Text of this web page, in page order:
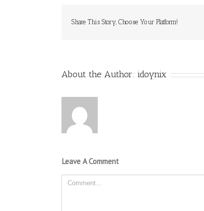
Share This Story, Choose Your Platform!
About the Author: idoynix
Leave A Comment
Comment